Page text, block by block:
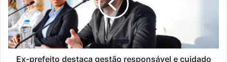
responsável
e
cuidado
com
o
patrimônio
Ex-prefeito destaca gestão responsável e cuidado